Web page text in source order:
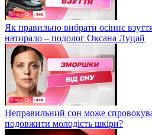
Як правильно вибрати осіннє
натирало – подолог Оксана Луцай
Неправильний сон може
подовжити молодість шкіри?